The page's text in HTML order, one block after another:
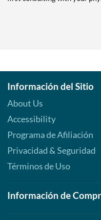
Información del Sitio
About Us
Accessibility
Programa de Afiliación
Privacidad & Seguridad
Términos de Uso
Información de